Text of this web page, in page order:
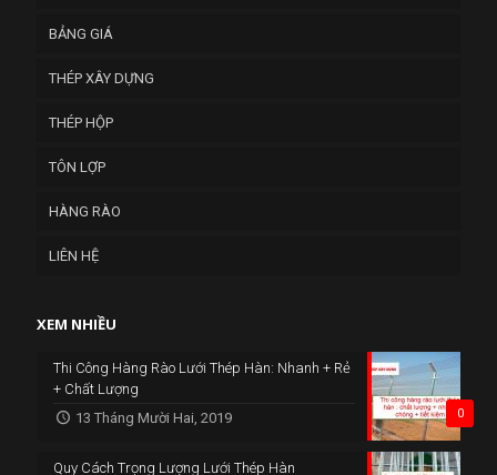
BẢNG GIÁ
THÉP XÂY DỰNG
THÉP HỘP
TÔN LỢP
HÀNG RÀO
LIÊN HỆ
XEM NHIỀU
0
Thi Công Hàng Rào Lưới Thép Hàn: Nhanh + Rẻ
+ Chất Lượng
13 Tháng Mười Hai, 2019
Quy Cách Trọng Lượng Lưới Thép Hàn